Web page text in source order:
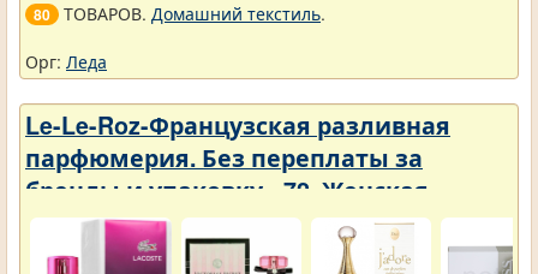
80 ТОВАРОВ. Домашний текстиль.
Орг: Леда
Le-Le-Roz-Французская разливная
парфюмерия. Без переплаты за
бренды и упаковку - 72. Женская -
Парфюмерия с фиксатором 50 ml